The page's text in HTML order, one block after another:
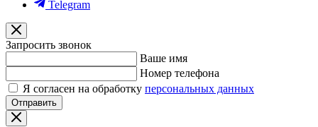
Telegram
Запросить звонок
Ваше имя
Номер телефона
Я согласен на обработку персональных данных
Отправить